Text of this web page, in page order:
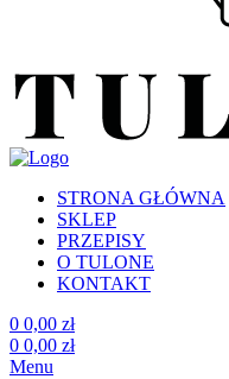
STRONA GŁÓWNA
SKLEP
PRZEPISY
O TULONE
KONTAKT
0 0,00 zł
0 0,00 zł
Menu